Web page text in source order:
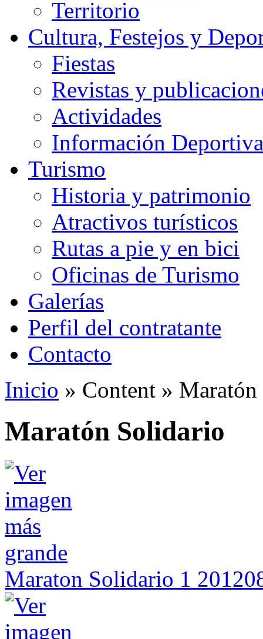
Territorio
Cultura, Festejos y
Fiestas
Revistas y
Actividades
Información Deportiva
Turismo
Historia y patrimonio
Atractivos turísticos
Rutas a pie y en bici
Oficinas de Turismo
Galerías
Perfil del contratante
Contacto
Inicio » Content »
Maratón Solidario
Maraton Solidario 1